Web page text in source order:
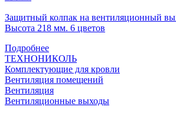
Защитный колпак на вентиляционный
Высота 218 мм. 6 цветов
Подробнее
ТЕХНОНИКОЛЬ
Комплектующие для кровли
Вентиляция помещений
Вентиляция
Вентиляционные выходы